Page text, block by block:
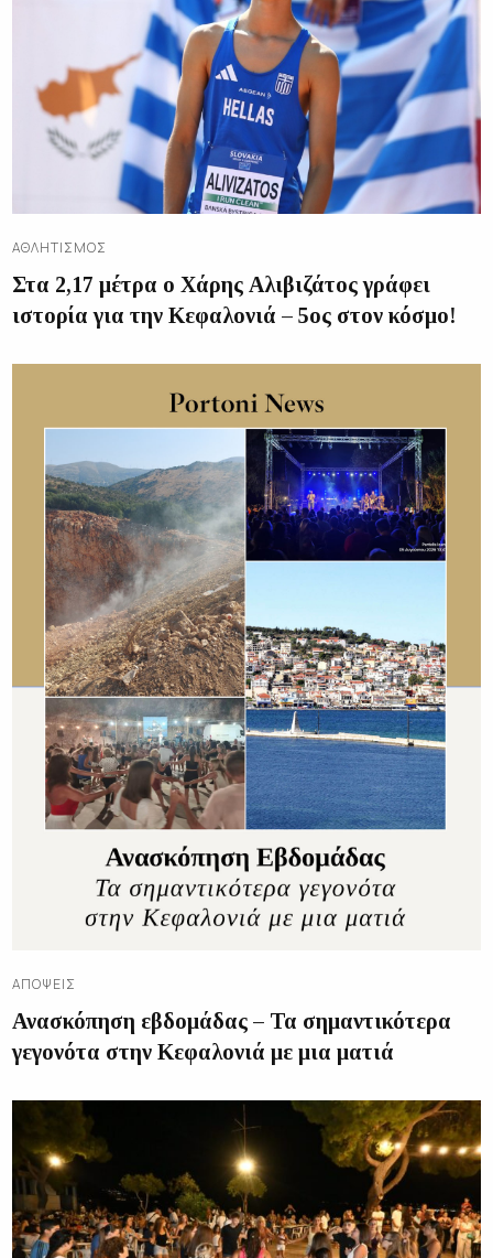
ΑΘΛΗΤΙΣΜΌΣ
Στα 2,17 μέτρα ο Χάρης Αλιβιζάτος γράφει
ιστορία για την Κεφαλονιά – 5ος στον κόσμο!
ΑΠΌΨΕΙΣ
Ανασκόπηση εβδομάδας – Τα σημαντικότερα
γεγονότα στην Κεφαλονιά με μια ματιά